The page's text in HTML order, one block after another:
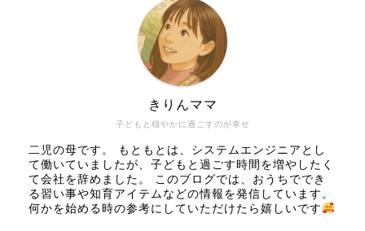
子どもと穏やかに過ごすのが幸せ
きりんママ
二児の母です。 もともとは、システムエンジニアとし
て働いていましたが、子どもと過ごす時間を増やしたく
て会社を辞めました。 このブログでは、おうちででき
る習い事や知育アイテムなどの情報を発信しています。
何かを始める時の参考にしていただけたら嬉しいです